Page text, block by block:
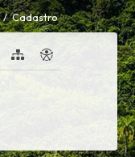
/ Cadastro